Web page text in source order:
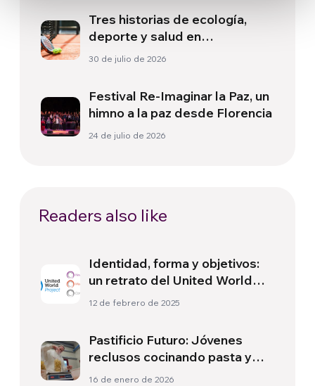
Tres historias de ecología,
deporte y salud en
Sudamérica
30 de julio de 2026
Festival Re-Imaginar la Paz, un
himno a la paz desde Florencia
24 de julio de 2026
Readers also like
Identidad, forma y objetivos:
un retrato del United World
Project
12 de febrero de 2025
Pastificio Futuro: Jóvenes
reclusos cocinando pasta y
también una segunda
16 de enero de 2026